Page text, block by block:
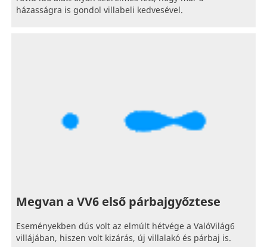
házasságra is gondol villabeli kedvesével.
Megvan a VV6 első párbajgyőztese
Eseményekben dús volt az elmúlt hétvége a ValóVilág6
villájában, hiszen volt kizárás, új villalakó és párbaj is.